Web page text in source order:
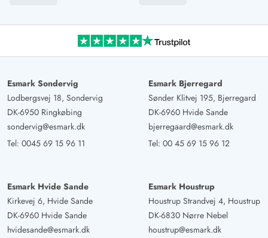
Esmark Sondervig
Lodbergsvej 18, Sondervig
DK-6950 Ringkøbing
sondervig@esmark.dk
Tel: 0045 69 15 96 11
Esmark Bjerregard
Sønder Klitvej 195, Bjerregard
DK-6960 Hvide Sande
bjerregaard@esmark.dk
Tel: 00 45 69 15 96 12
Esmark Hvide Sande
Kirkevej 6, Hvide Sande
DK-6960 Hvide Sande
hvidesande@esmark.dk
Esmark Houstrup
Houstrup Strandvej 4, Houstrup
DK-6830 Nørre Nebel
houstrup@esmark.dk